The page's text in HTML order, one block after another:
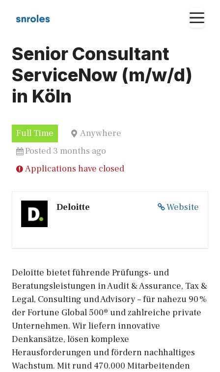
Senior Consultant
ServiceNow (m/w/d)
in Köln
Full Time
Anywhere
Posted 3 months ago
Applications have closed
Website
Deloitte
Deloitte bietet führende Prüfungs- und
Beratungsleistungen in Audit & Assurance, Tax &
Legal, Consulting und Advisory – für nahezu 90 %
der Fortune Global 500® und zahlreiche private
Unternehmen. Wir liefern innovative
Denkansätze, lösen komplexe
Herausforderungen und fördern nachhaltiges
Wachstum. Mit rund 470.000 Mitarbeitenden